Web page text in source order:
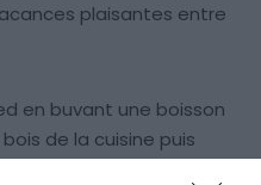
plaisantes entre
en buvant une boisson
de la cuisine puis